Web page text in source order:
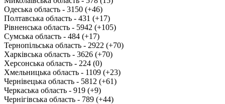
Одеська область - 3150 (+46)
Полтавська область - 431 (+17)
Рівненська область - 5942 (+105)
Сумська область - 484 (+17)
Тернопільська область - 2922 (+70)
Харківська область - 3626 (+70)
Херсонська область - 224 (0)
Хмельницька область - 1109 (+23)
Чернівецька область - 5812 (+61)
Черкаська область - 919 (+9)
Чернігівська область - 789 (+44)